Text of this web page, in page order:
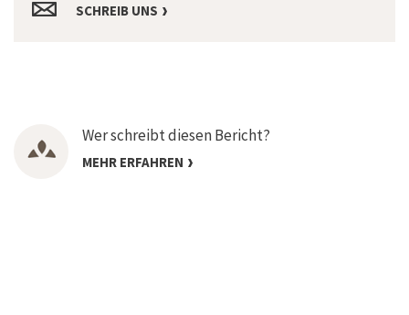
SCHREIB UNS
Wer schreibt diesen Bericht?
MEHR ERFAHREN